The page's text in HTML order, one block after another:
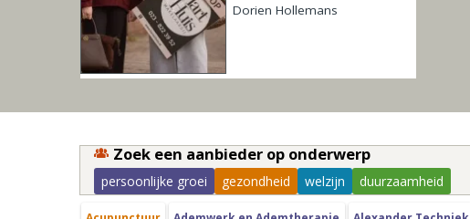
Dorien Hollemans
Zoek een aanbieder op onderwerp
persoonlijke groei gezondheid welzijn duurzaamheid